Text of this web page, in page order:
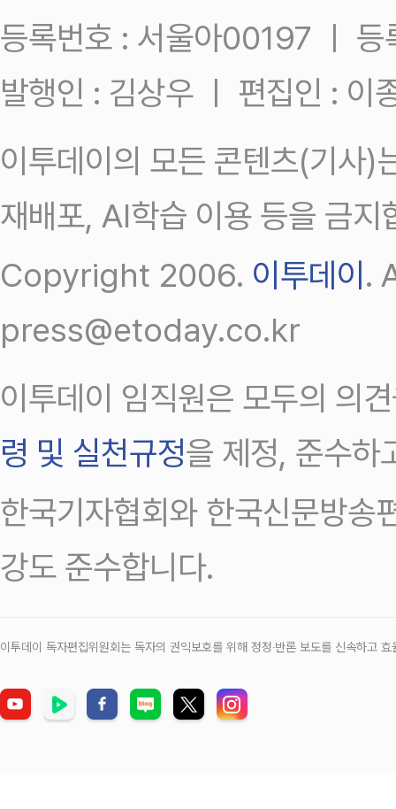
등록번호 : 서울아00197 ㅣ
발행인 : 김상우 ㅣ 편집인 : 이
이투데이의 모든 콘텐츠(기사)
재배포, AI학습 이용 등을 금지
Copyright 2006. 이투데이 .
press@etoday.co.kr
이투데이 임직원은 모두의 의
령 및 실천규정을 제정, 준수하
한국기자협회와 한국신문방송
강도 준수합니다.
이투데이 독자편집위원회는 독자의 권익보호를 위해 정정‧반론 보도를 신속하고